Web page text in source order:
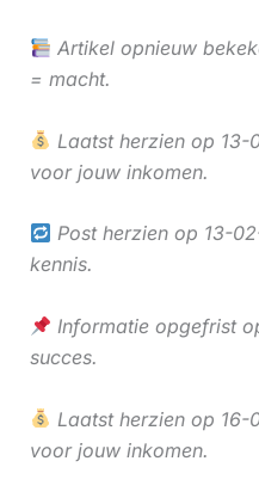
Artikel opnieuw
= macht.
Laatst herzien op 13-
voor jouw inkomen.
Post herzien op 13-
kennis.
Informatie opgefrist
succes.
Laatst herzien op 16-
voor jouw inkomen.